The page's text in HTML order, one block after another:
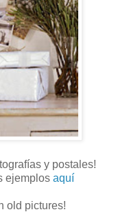
y postales!
ejemplos aquí
old pictures!